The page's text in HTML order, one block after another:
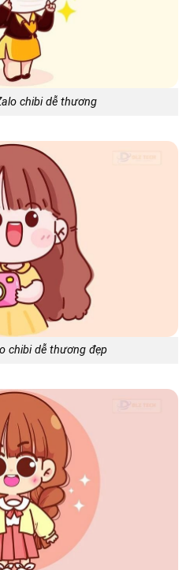
chibi dễ thương
chibi dễ thương đẹp